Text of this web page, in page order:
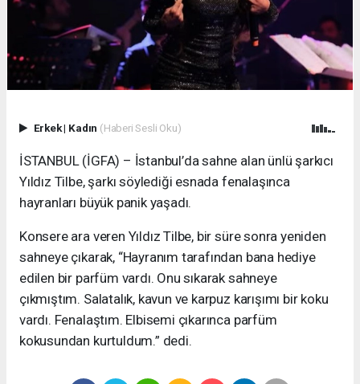
Erkek| Kadın (Haberi Sesli Oku)
İSTANBUL (İGFA) – İstanbul’da sahne alan ünlü şarkıcı
Yıldız Tilbe, şarkı söylediği esnada fenalaşınca
hayranları büyük panik yaşadı.
Konsere ara veren Yıldız Tilbe, bir süre sonra yeniden
sahneye çıkarak, “Hayranım tarafından bana hediye
edilen bir parfüm vardı. Onu sıkarak sahneye
çıkmıştım. Salatalık, kavun ve karpuz karışımı bir koku
vardı. Fenalaştım. Elbisemi çıkarınca parfüm
kokusundan kurtuldum.” dedi.